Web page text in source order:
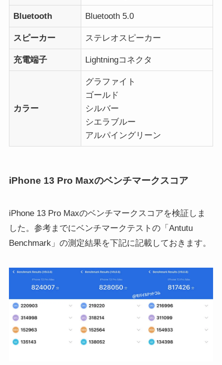
Bluetooth Bluetooth 5.0
スピーカー ステレオスピーカー
充電端子 Lightningコネクタ
カラー
グラファイト
ゴールド
シルバー
シエラブルー
アルパイングリーン
iPhone 13 Pro Maxのベンチマークスコア
iPhone 13 Pro Maxのベンチマークスコアを検証しま
した。参考までにベンチマークテストの「Antutu
Benchmark」の測定結果を下記に記載しておきます。